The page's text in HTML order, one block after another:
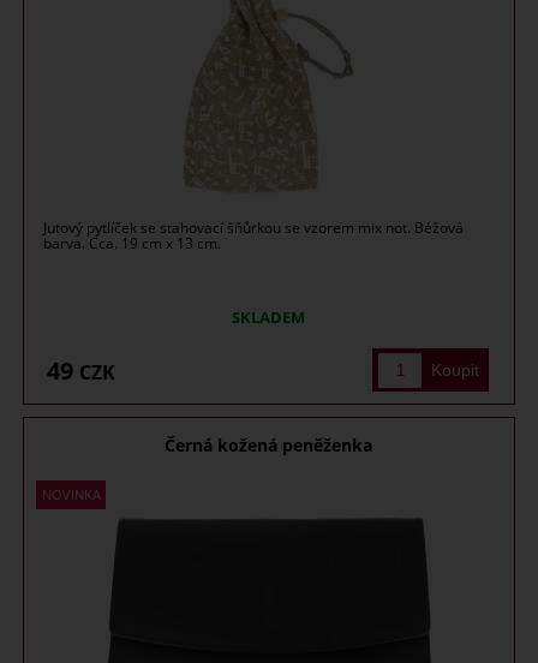
Jutový pytlíček se stahovací šňůrkou se vzorem mix not. Béžová
barva. Cca. 19 cm x 13 cm.
SKLADEM
49 CZK
Černá kožená peněženka